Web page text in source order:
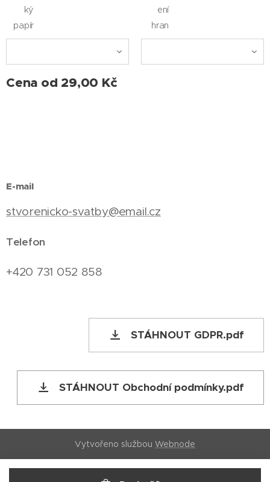
ký
papír
ení
hran
Cena od 29,00 Kč
E-mail
stvorenicko-svatby@email.cz
Telefon
+420 731 052 858
STÁHNOUT GDPR.pdf
STÁHNOUT Obchodní podmínky.pdf
Vytvořeno službou Webnode